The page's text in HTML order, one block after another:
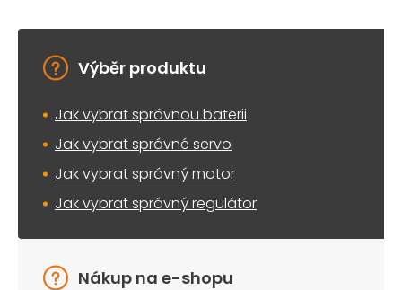
Výběr produktu
Jak vybrat správnou baterii
Jak vybrat správné servo
Jak vybrat správný motor
Jak vybrat správný regulátor
Nákup na e-shopu